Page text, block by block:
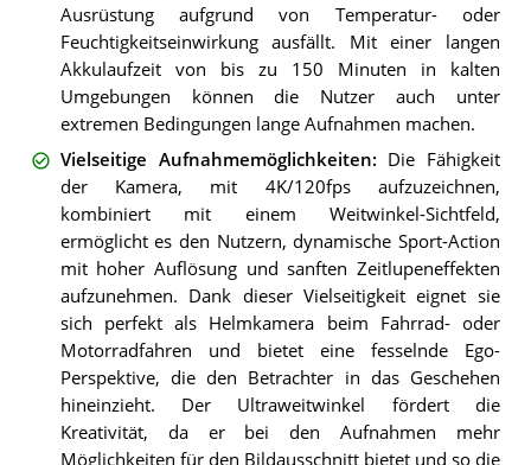
Ausrüstung aufgrund von Temperatur- oder
Feuchtigkeitseinwirkung ausfällt. Mit einer langen
Akkulaufzeit von bis zu 150 Minuten in kalten
Umgebungen können die Nutzer auch unter
extremen Bedingungen lange Aufnahmen machen.
Vielseitige Aufnahmemöglichkeiten: Die Fähigkeit
der Kamera, mit 4K/120fps aufzuzeichnen,
kombiniert mit einem Weitwinkel-Sichtfeld,
ermöglicht es den Nutzern, dynamische Sport-Action
mit hoher Auflösung und sanften Zeitlupeneffekten
aufzunehmen. Dank dieser Vielseitigkeit eignet sie
sich perfekt als Helmkamera beim Fahrrad- oder
Motorradfahren und bietet eine fesselnde Ego-
Perspektive, die den Betrachter in das Geschehen
hineinzieht. Der Ultraweitwinkel fördert die
Kreativität, da er bei den Aufnahmen mehr
Möglichkeiten für den Bildausschnitt bietet und so die